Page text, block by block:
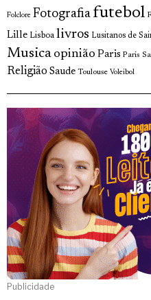
Folclore Fotografia futebol
Lille Lisboa livros Lusitanos de
Musica opinião Paris Paris
Religião Saude Toulouse Voleibol
Publicidade